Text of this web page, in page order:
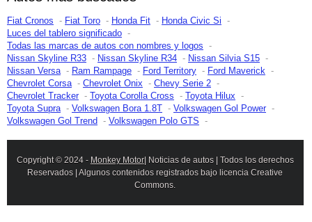
Fiat Cronos Fiat Toro Honda Fit
Honda Civic Si
Luces del tablero significado
Todas las marcas de autos con nombres y logos
Nissan Skyline R33
Nissan Skyline R34
Nissan Silvia S15
Nissan Versa
Ram Rampage Ford Territory
Ford Maverick
Chevrolet Corsa
Chevrolet Onix
Chevy Serie 2
Chevrolet Tracker
Toyota Corolla Cross
Toyota Hilux
Toyota Supra
Volkswagen Bora 1.8T
Volkswagen Gol Power
Volkswagen Gol Trend
Volkswagen Polo GTS
Copyright © 2024 - Monkey Motor| Noticias de autos | Todos los derechos
Reservados | Algunos contenidos registrados bajo licencia Creative
Commons.